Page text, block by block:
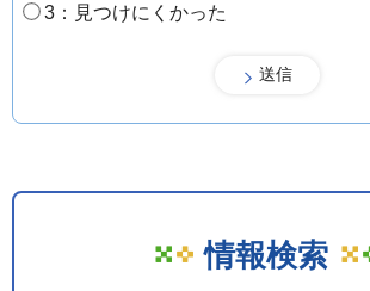
3：見つけにくかった
情報検索